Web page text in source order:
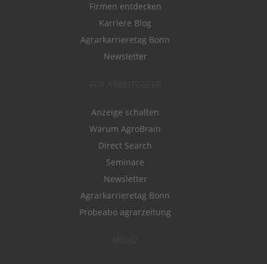
Firmen entdecken
Karriere Blog
Agrarkarrieretag Bonn
Newsletter
Anzeige schalten
Warum AgroBrain
Direct Search
Seminare
Newsletter
Agrarkarrieretag Bonn
Probeabo agrarzeitung